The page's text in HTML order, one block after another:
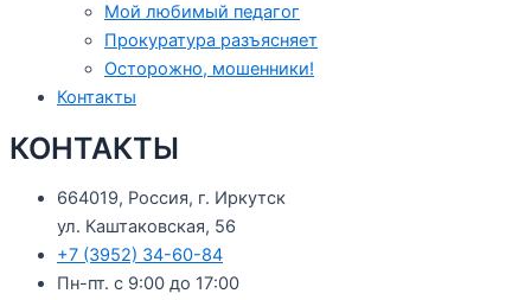
Мой любимый педагог
Прокуратура разъясняет
Осторожно, мошенники!
Контакты
КОНТАКТЫ
664019, Россия, г. Иркутск
ул. Каштаковская, 56
+7 (3952) 34-60-84
Пн-пт. с 9:00 до 17:00